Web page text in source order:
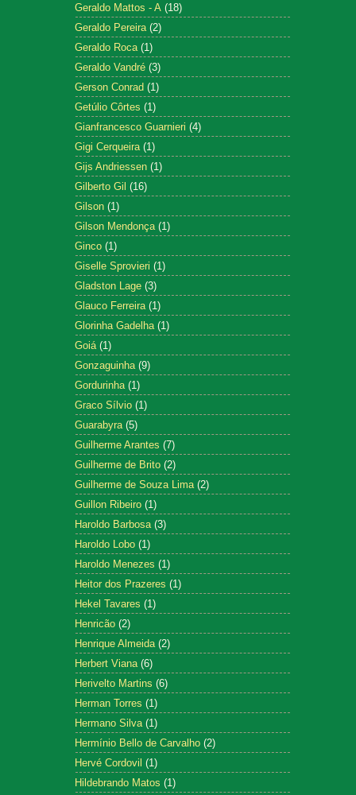
Geraldo Mattos - A (18)
Geraldo Pereira (2)
Geraldo Roca (1)
Geraldo Vandré (3)
Gerson Conrad (1)
Getúlio Côrtes (1)
Gianfrancesco Guarnieri (4)
Gigi Cerqueira (1)
Gijs Andriessen (1)
Gilberto Gil (16)
Gilson (1)
Gilson Mendonça (1)
Ginco (1)
Giselle Sprovieri (1)
Gladston Lage (3)
Glauco Ferreira (1)
Glorinha Gadelha (1)
Goiá (1)
Gonzaguinha (9)
Gordurinha (1)
Graco Sílvio (1)
Guarabyra (5)
Guilherme Arantes (7)
Guilherme de Brito (2)
Guilherme de Souza Lima (2)
Guillon Ribeiro (1)
Haroldo Barbosa (3)
Haroldo Lobo (1)
Haroldo Menezes (1)
Heitor dos Prazeres (1)
Hekel Tavares (1)
Henricão (2)
Henrique Almeida (2)
Herbert Viana (6)
Herivelto Martins (6)
Herman Torres (1)
Hermano Silva (1)
Hermínio Bello de Carvalho (2)
Hervé Cordovil (1)
Hildebrando Matos (1)